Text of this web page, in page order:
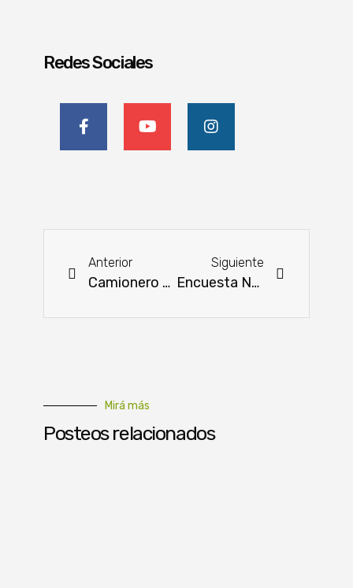
Redes Sociales
Anterior
Camionero es condenado a 3 años por extorsión
Siguiente
Encuesta Nacional Agropecuaria 2025: bienestar rural, desarrollo nacional
Mirá más
Posteos relacionados